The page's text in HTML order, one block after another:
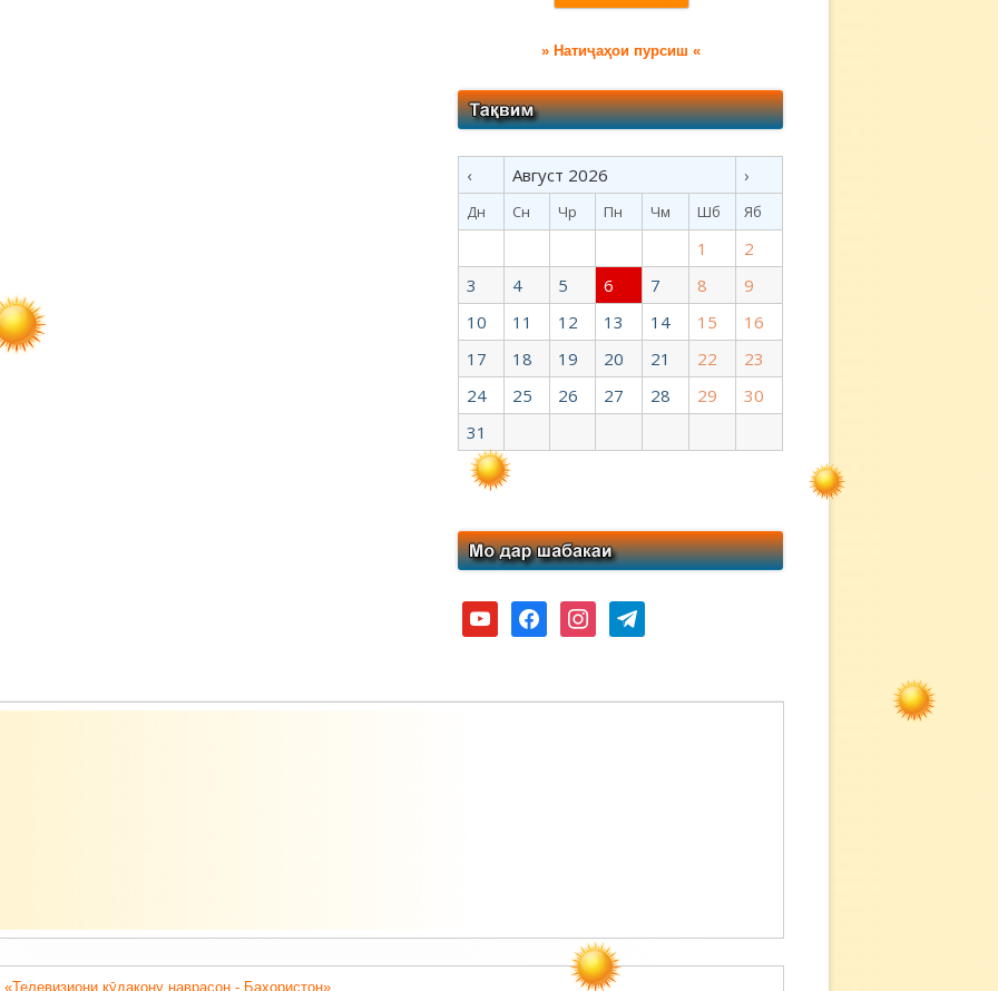
» Натиҷаҳои пурсиш «
‹ Август 2026 ›
Дн Сн Чр Пн Чм Шб Яб
1
2
3
4 5 6 7 8
9
10
11 12 13 14 15
16
17
18 19 20 21 22
23
24
25 26 27 28 29
30
31
youtubefacebookinstagramtelegram
кӯдакону наврасон - Баҳористон».